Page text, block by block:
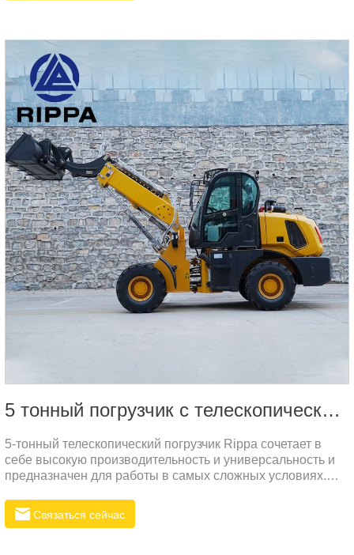
5 тонный погрузчик с телескопической стрелой
5-тонный телескопический погрузчик Rippa сочетает в
себе высокую производительность и универсальность и
предназначен для работы в самых сложных условиях.
превосходные возможности подъема и вылета для
выполнения различных погрузочно-разгрузочных и
Связаться сейчас